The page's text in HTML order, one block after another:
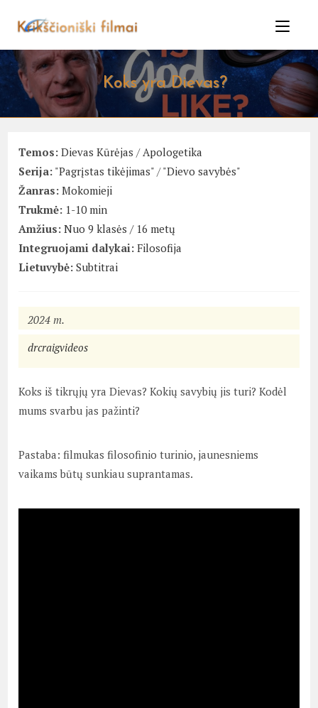
Koks yra Dievas?
Temos: Dievas Kūrėjas /Apologetika
Serija: "Pagrįstas tikėjimas" /"Dievo savybės"
Žanras: Mokomieji
Trukmė: 1-10 min
Amžius: Nuo 9 klasės / 16 metų
Integruojami dalykai: Filosofija
Lietuvybė: Subtitrai
2024 m.
drcraigvideos
Koks iš tikrųjų yra Dievas? Kokių savybių jis turi? Kodėl
mums svarbu jas pažinti?
Pastaba: filmukas filosofinio turinio, jaunesniems
vaikams būtų sunkiau suprantamas.